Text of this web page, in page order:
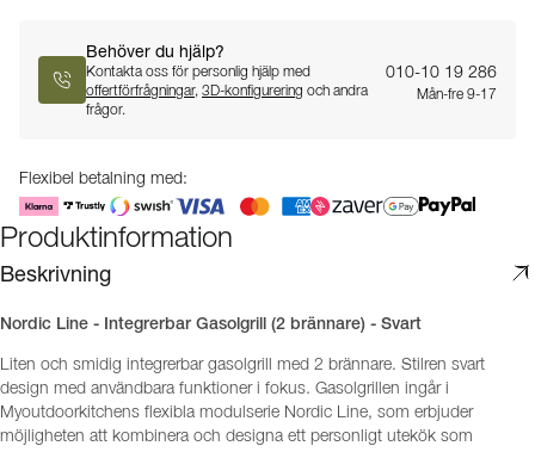
Behöver du hjälp?
Kontakta oss för personlig hjälp med
offertförfrågningar, 3D-konfigurering och andra
frågor.
010-10 19 286
Mån-fre 9-17
Flexibel betalning med:
Produktinformation
Beskrivning
Nordic Line - Integrerbar Gasolgrill (2 brännare) - Svart
Liten och smidig integrerbar gasolgrill med 2 brännare. Stilren svart
design med användbara funktioner i fokus. Gasolgrillen ingår i
Myoutdoorkitchens flexibla modulserie Nordic Line, som erbjuder
möjligheten att kombinera och designa ett personligt utekök som